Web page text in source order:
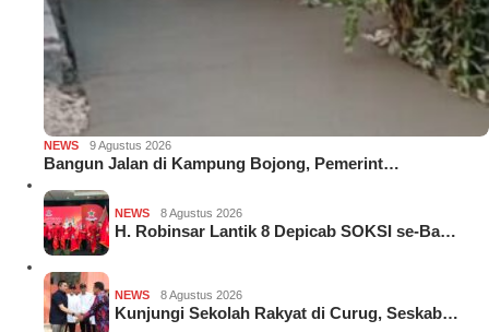
NEWS 9 Agustus 2026
Bangun Jalan di Kampung Bojong, Pemerint…
NEWS 8 Agustus 2026
H. Robinsar Lantik 8 Depicab SOKSI se-Ba…
NEWS 8 Agustus 2026
Kunjungi Sekolah Rakyat di Curug, Seskab…